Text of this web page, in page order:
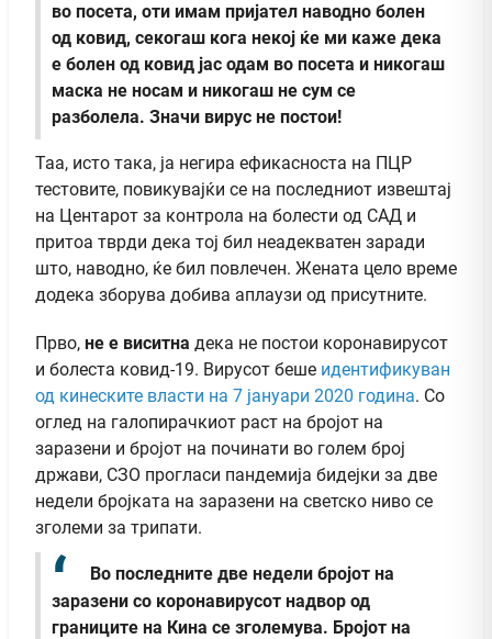
во посета, оти имам пријател наводно болен
од ковид, секогаш кога некој ќе ми каже дека
е болен од ковид јас одам во посета и никогаш
маска не носам и никогаш не сум се
разболела. Значи вирус не постои!
Таа, исто така, ја негира ефикасноста на ПЦР
тестовите, повикувајќи се на последниот извештај
на Центарот за контрола на болести од САД и
притоа тврди дека тој бил неадекватен заради
што, наводно, ќе бил повлечен. Жената цело време
додека зборува добива аплаузи од присутните.
Прво, не е виситна дека не постои коронавирусот
и болеста ковид-19. Вирусот беше идентификуван
од кинеските власти на 7 јануари 2020 година. Со
оглед на галопирачкиот раст на бројот на
заразени и бројот на починати во голем број
држави, СЗО прогласи пандемија бидејки за две
недели бројката на заразени на светско ниво се
зголеми за трипати.
Во последните две недели бројот на
заразени со коронавирусот надвор од
границите на Кина се зголемува. Бројот на